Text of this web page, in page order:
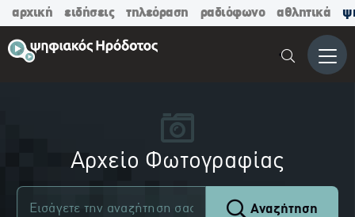
αρχική ειδήσεις τηλεόραση ραδιόφωνο αθλητικά
Μενού
Αρχείο Φωτογραφίας
Αναζήτηση